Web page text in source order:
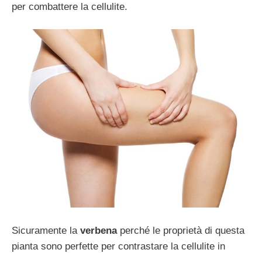
per combattere la cellulite.
Sicuramente la verbenaperché le proprietà di questa
pianta sono perfette per contrastare la cellulite in